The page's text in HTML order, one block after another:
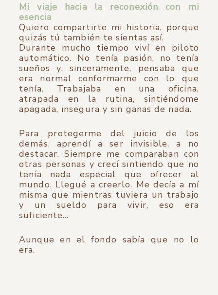
Mi viaje hacia la reconexión con mi
esencia
Quiero compartirte mi historia, porque
quizás tú también te sientas así.
Durante mucho tiempo viví en piloto
automático. No tenía pasión, no tenía
sueños y, sinceramente, pensaba que
era normal conformarme con lo que
tenía. Trabajaba en una oficina,
atrapada en la rutina, sintiéndome
apagada, insegura y sin ganas de nada.
Para protegerme del juicio de los
demás, aprendí a ser invisible, a no
destacar. Siempre me comparaban con
otras personas y crecí sintiendo que no
tenía nada especial que ofrecer al
mundo. Llegué a creerlo. Me decía a mí
misma que mientras tuviera un trabajo
y un sueldo para vivir, eso era
suficiente…
Aunque en el fondo sabía que no lo
era.